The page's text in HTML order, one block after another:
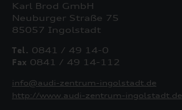
Karl Brod GmbH
Neuburger Straße 75
85057 Ingolstadt
Tel. 0841 / 49 14-0
Fax 0841 / 49 14-112
info@audi-zentrum-ingolstadt.de
http://www.audi-zentrum-ingolstadt.de